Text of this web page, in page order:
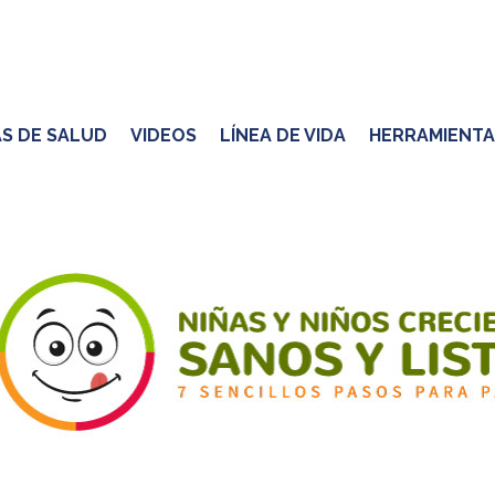
DE SALUD VIDEOS LÍNEA DE VIDA